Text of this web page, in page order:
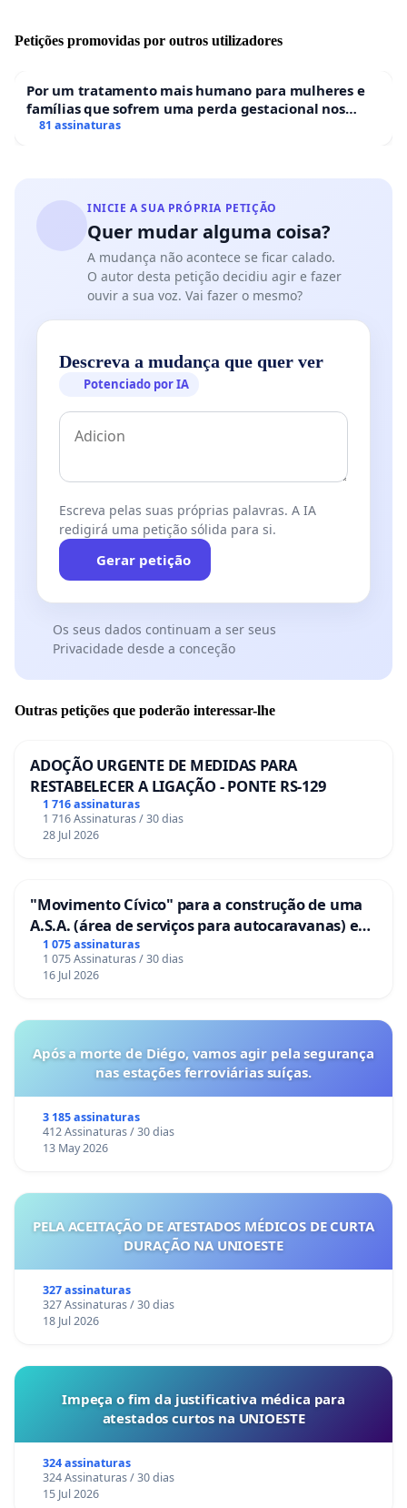
Petições promovidas por outros utilizadores
Por um tratamento mais humano para mulheres e
famílias que sofrem uma perda gestacional nos
hospitais portugueses
81 assinaturas
INICIE A SUA PRÓPRIA PETIÇÃO
Quer mudar alguma coisa?
A mudança não acontece se ficar calado.
O autor desta petição decidiu agir e fazer
ouvir a sua voz. Vai fazer o mesmo?
Descreva a mudança que quer ver
Potenciado por IA
Escreva pelas suas próprias palavras. A IA
redigirá uma petição sólida para si.
Gerar petição
Os seus dados continuam a ser seus
Privacidade desde a conceção
Outras petições que poderão interessar-lhe
ADOÇÃO URGENTE DE MEDIDAS PARA
RESTABELECER A LIGAÇÃO - PONTE RS-129
1 716 assinaturas
1 716 Assinaturas / 30 dias
28 Jul 2026
"Movimento Cívico" para a construção de uma
A.S.A. (área de serviços para autocaravanas) em
Coimbra
1 075 assinaturas
1 075 Assinaturas / 30 dias
16 Jul 2026
Após a morte de Diégo, vamos agir pela segurança
nas estações ferroviárias suíças.
3 185 assinaturas
412 Assinaturas / 30 dias
13 May 2026
PELA ACEITAÇÃO DE ATESTADOS MÉDICOS DE CURTA
DURAÇÃO NA UNIOESTE
327 assinaturas
327 Assinaturas / 30 dias
18 Jul 2026
Impeça o fim da justificativa médica para
atestados curtos na UNIOESTE
324 assinaturas
324 Assinaturas / 30 dias
15 Jul 2026